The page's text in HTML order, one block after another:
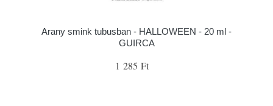
Arany smink tubusban - HALLOWEEN - 20 ml -
GUIRCA
1 285 Ft